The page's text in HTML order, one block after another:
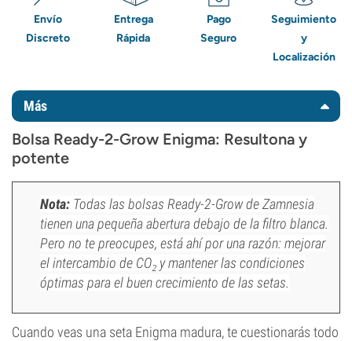
Envío
Discreto
Entrega
Rápida
Pago
Seguro
Seguimiento
y
Localización
Más
Bolsa Ready-2-Grow Enigma: Resultona y
potente
Nota: Todas las bolsas Ready-2-Grow de Zamnesia
tienen una pequeña abertura debajo de la filtro blanca.
Pero no te preocupes, está ahí por una razón: mejorar
el intercambio de CO₂ y mantener las condiciones
óptimas para el buen crecimiento de las setas.
Cuando veas una seta Enigma madura, te cuestionarás todo